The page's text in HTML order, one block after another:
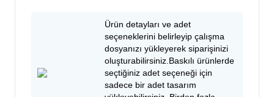
Ürün detayları ve adet
seçeneklerini belirleyip çalışma
dosyanızı yükleyerek siparişinizi
oluşturabilirsiniz.Baskılı ürünlerde
seçtiğiniz adet seçeneği için
sadece bir adet tasarım